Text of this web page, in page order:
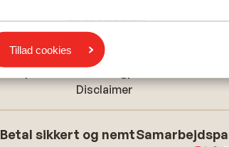
Tillad cookies
Privatlivspolitik
Cookieindstillinger
Cookiepolitik
Disclaimer
Betal sikkert og nemt